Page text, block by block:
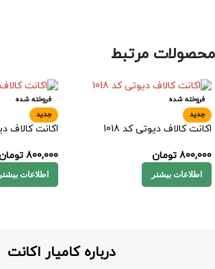
محصولات مرتبط
فروخته شده
جدید
اکانت کالاف دیوتی کد 1018
800,000 تومان
اطلاعات بیشتر
فروخته شده
جدید
اکانت کالاف
800,000
اطلاعات بیشتر
درباره کامیار اکانت